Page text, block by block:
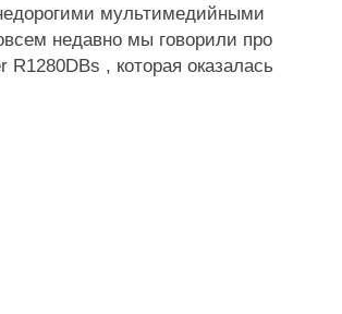
мультимедийными
недавно мы говорили про
R1280DBs , которая оказалась